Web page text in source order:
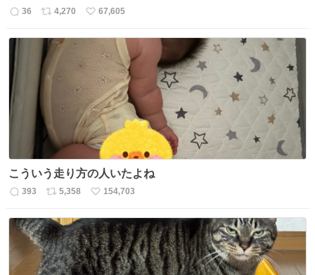
返
数
36
リ
ス
ト
数
4,270
い
67,605
こういう走り方の人いたよね
返
数
393
リ
ス
ト
数
5,358
い
ね
数
154,703